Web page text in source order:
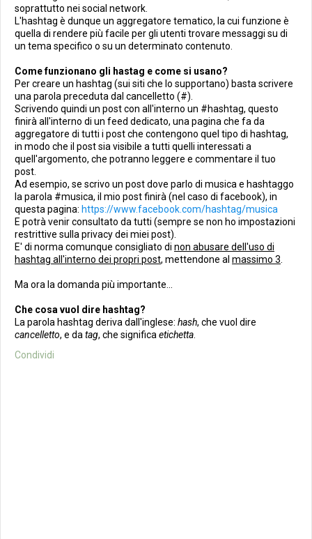
soprattutto nei social network.
L'hashtag è dunque un aggregatore tematico, la cui funzione è
quella di rendere più facile per gli utenti trovare messaggi su di
un tema specifico o su un determinato contenuto.
Come funzionano gli hastag e come si usano?
Per creare un hashtag (sui siti che lo supportano) basta scrivere
una parola preceduta dal cancelletto (#).
Scrivendo quindi un post con all'interno un #hashtag, questo
finirà all'interno di un feed dedicato, una pagina che fa da
aggregatore di tutti i post che contengono quel tipo di hashtag,
in modo che il post sia visibile a tutti quelli interessati a
quell'argomento, che potranno leggere e commentare il tuo
post.
Ad esempio, se scrivo un post dove parlo di musica e hashtaggo
la parola #musica, il mio post finirà (nel caso di facebook), in
questa pagina: https://www.facebook.com/hashtag/musica
E potrà venir consultato da tutti (sempre se non ho impostazioni
restrittive sulla privacy dei miei post).
E' di norma comunque consigliato di non abusare dell'uso di
hashtag all'interno dei propri post, mettendone al massimo 3
Ma ora la domanda più importante...
Che cosa vuol dire hashtag?
La parola hashtag deriva dall'inglese: hash, che vuol dire
cancelletto, e da tag, che significa etichetta
Condividi